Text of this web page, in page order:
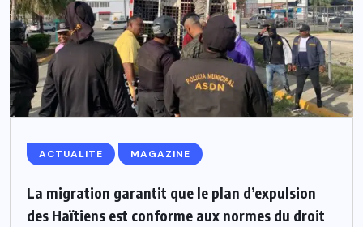
ACTUALITE MAGAZINE
La migration garantit que le plan d’expulsion
des Haïtiens est conforme aux normes du droit